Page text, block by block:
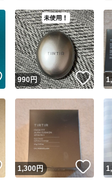
スピード発送
安心発送
いいね！
990円 い
いいね！
1,300円 い